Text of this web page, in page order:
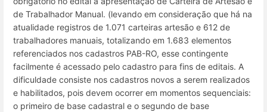
de Trabalhador Manual. (levando em consideração que há na
atualidade registros de 1.071 carteiras artesão e 612 de
trabalhadores manuais, totalizando em 1.683 elementos
referenciados nos cadastros PAB-RO, esse contingente
facilmente é acessado pelo cadastro para fins de editais. A
dificuldade consiste nos cadastros novos a serem realizados
e habilitados, pois devem ocorrer em momentos sequenciais:
o primeiro de base cadastral e o segundo de base